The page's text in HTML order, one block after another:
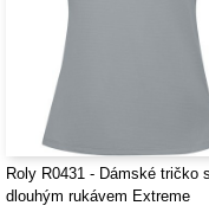
Roly R0431 - Dámské tričko s
dlouhým rukávem Extreme